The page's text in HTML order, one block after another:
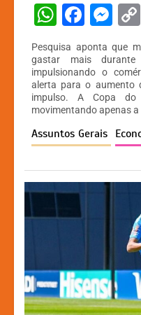
W
h
at
s
A
p
p
F
c
e
b
o
o
k
M
s
s
e
n
g
er
Pesquisa aponta que
gastar mais
impulsionando o
alerta para o aumento
impulso. A Copa
movimentando apenas a
Assuntos Gerais